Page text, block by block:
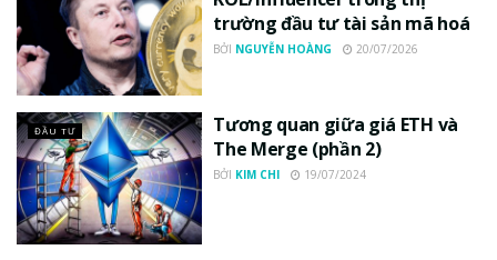
trường đầu tư tài sản mã hoá
BỞI NGUYỄN HOÀNG 20/07/2026
ĐẦU TƯ
Tương quan giữa giá ETH và
The Merge (phần 2)
BỞI KIM CHI 19/07/2024